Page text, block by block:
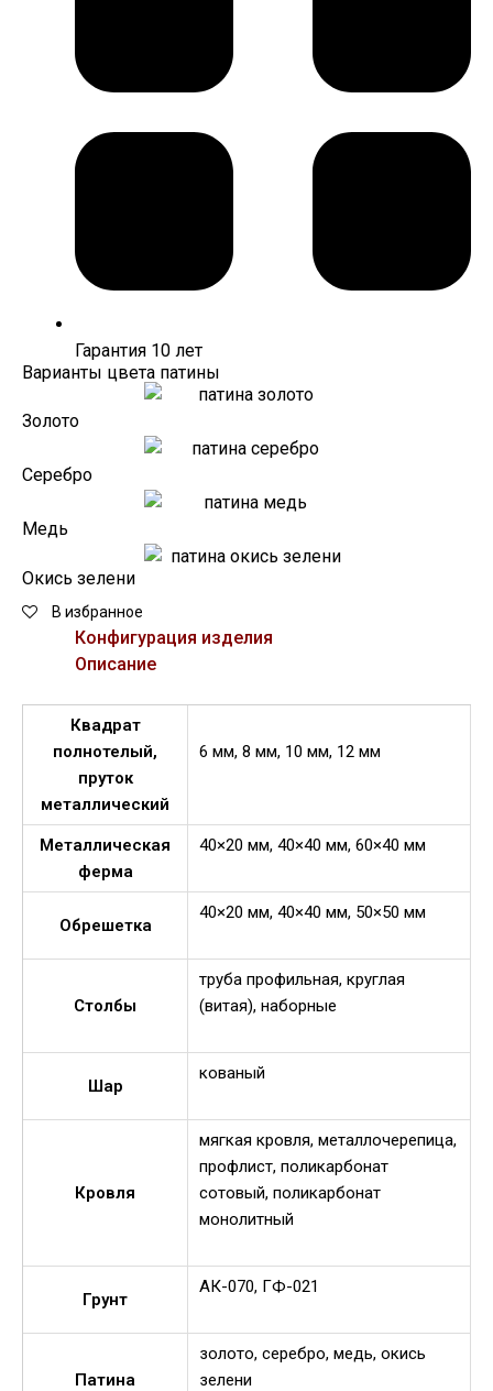
Гарантия 10 лет
Варианты цвета патины
Золото
Серебро
Медь
Окись зелени
В избранное
Конфигурация изделия
Описание
Квадрат
полнотелый,
пруток
металлический
6 мм, 8 мм, 10 мм, 12 мм
Металлическая
ферма
40×20 мм, 40×40 мм, 60×40 мм
Обрешетка
40×20 мм, 40×40 мм, 50×50 мм
Столбы
труба профильная, круглая
(витая), наборные
Шар
кованый
Кровля
мягкая кровля, металлочерепица,
профлист, поликарбонат
сотовый, поликарбонат
монолитный
Грунт
АК-070, ГФ-021
Патина
золото, серебро, медь, окись
зелени